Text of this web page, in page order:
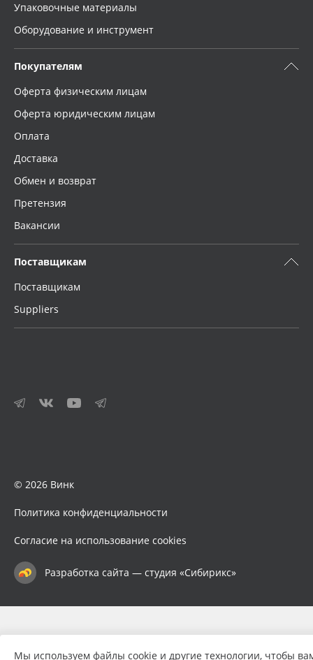
Упаковочные материалы
Оборудование и инструмент
Покупателям
Оферта физическим лицам
Оферта юридическим лицам
Оплата
Доставка
Обмен и возврат
Претензия
Вакансии
Поставщикам
Поставщикам
Suppliers
© 2026 Винк
Политика конфиденциальности
Согласие на использование cookies
Разработка сайта — студия «Сибирикс»
Мы используем файлы cookie и другие технологии, чтобы